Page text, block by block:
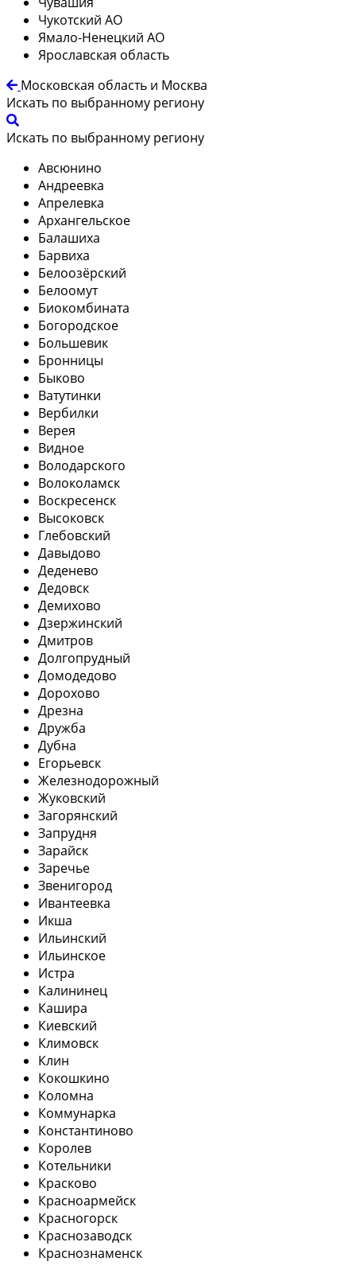
Чукотский АО
Ямало-Ненецкий АО
Ярославская область
Московская область и Москва
Искать по выбранному региону
Искать по выбранному региону
Авсюнино
Андреевка
Апрелевка
Архангельское
Балашиха
Барвиха
Белоозёрский
Белоомут
Биокомбината
Богородское
Большевик
Бронницы
Быково
Ватутинки
Вербилки
Верея
Видное
Володарского
Волоколамск
Воскресенск
Высоковск
Глебовский
Давыдово
Деденево
Дедовск
Демихово
Дзержинский
Дмитров
Долгопрудный
Домодедово
Дорохово
Дрезна
Дружба
Дубна
Егорьевск
Железнодорожный
Жуковский
Загорянский
Запрудня
Зарайск
Заречье
Звенигород
Ивантеевка
Икша
Ильинский
Ильинское
Истра
Калининец
Кашира
Киевский
Климовск
Клин
Кокошкино
Коломна
Коммунарка
Константиново
Королев
Котельники
Красково
Красноармейск
Красногорск
Краснозаводск
Краснознаменск